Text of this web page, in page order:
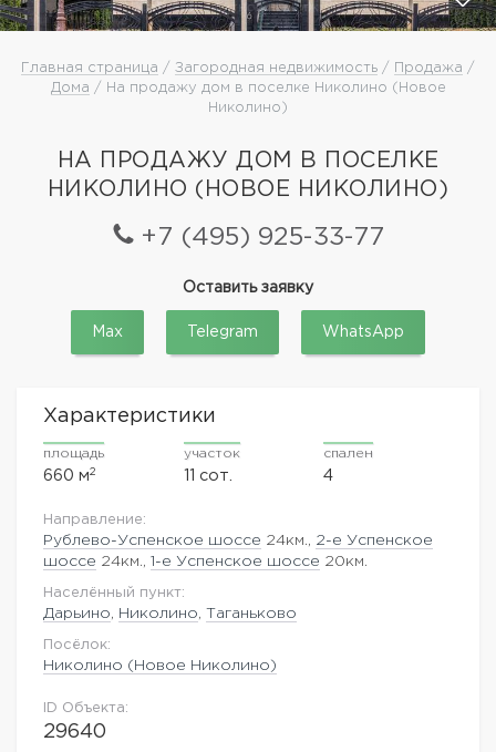
Главная страница / Загородная недвижимость / Продажа /
Дома / На продажу дом в поселке Николино (Новое
Николино)
НА ПРОДАЖУ ДОМ В ПОСЕЛКЕ
НИКОЛИНО (НОВОЕ НИКОЛИНО)
+7 (495) 925-33-77
Оставить заявку
Max Telegram WhatsApp
Характеристики
площадь
660 м2
участок
11 сот.
спален
4
Направление:
Рублево-Успенское шоссе 24км., 2-е Успенское
шоссе 24км., 1-е Успенское шоссе 20км.
Населённый пункт:
Дарьино Николино Таганьково
Посёлок:
Николино (Новое Николино)
ID Объекта:
29640